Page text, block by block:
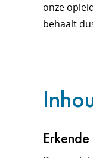
onze
behaalt